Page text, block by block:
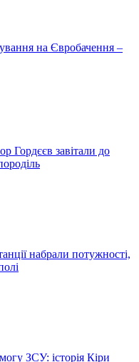
на Євробачення –
Гордєєв завітали до
набрали потужності,
ЗСУ: історія Кіри